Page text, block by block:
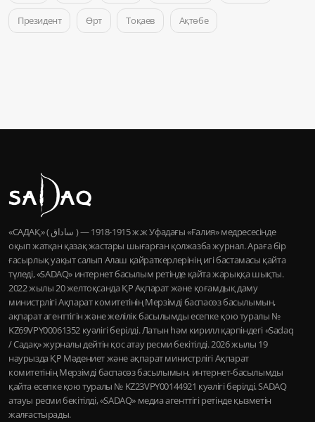
Президент Өрт Тоқаев Ақтөбе
«САДАҚ» ( ساداق ) — 1915-1918 ж.ж Уфадағы «Ғалия» медресесінде
оқып жатқан қазақ жастары шығарған қолжазба журнал. Араға бір
ғасырлық уақыт салып Алаш қайраткерлерінің игі бастамасы қайта
түледі, «SADAQ» интернет басылым ретінде қайта жарыққа шықты.
2022 жылы 20 желтоқсанда ҚР Ақпарат және қоғамдық даму
министрлігі Ақпарат комитетінің Мерзімді баспасөз басылымын,
ақпарат агенттігін және желілік басылымды есепке қою туралы №
KZ69VPY00061352 куәлігі берілді. Латын һәм кирилл қарпіндегі «Sadaq
/ Садақ» журналы дейтін қос атау ресми бекітілді. 2026 жылы 19
наурызда ҚР Мәдениет және ақпарат министрлігі Ақпарат
комитетінің Мерзімді баспасөз басылымын, интернет-басылымды
қайта есепке қою туралы № KZ23VPY00144921 куәлігі берілді. SADAQ
атауы ресми бекітілді, «SADAQ» медиа агенттігі ретінде қызметін
жалғастырады.